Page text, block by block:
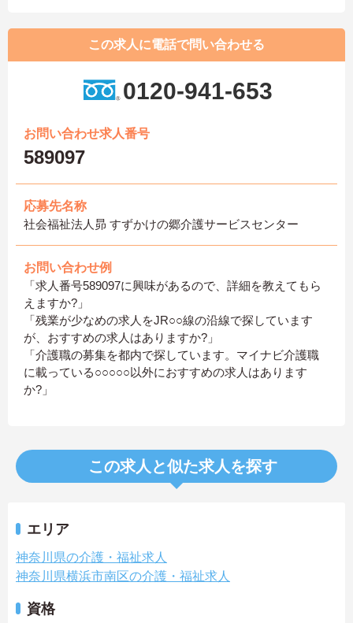
この求人に電話で問い合わせる
0120-941-653
お問い合わせ求人番号
589097
応募先名称
社会福祉法人昴 すずかけの郷介護サービスセンター
お問い合わせ例
「求人番号589097に興味があるので、詳細を教えてもら
えますか?」
「残業が少なめの求人をJR○○線の沿線で探しています
が、おすすめの求人はありますか?」
「介護職の募集を都内で探しています。マイナビ介護職
に載っている○○○○○以外におすすめの求人はあります
か?」
この求人と似た求人を探す
エリア
神奈川県の介護・福祉求人
神奈川県横浜市南区の介護・福祉求人
資格